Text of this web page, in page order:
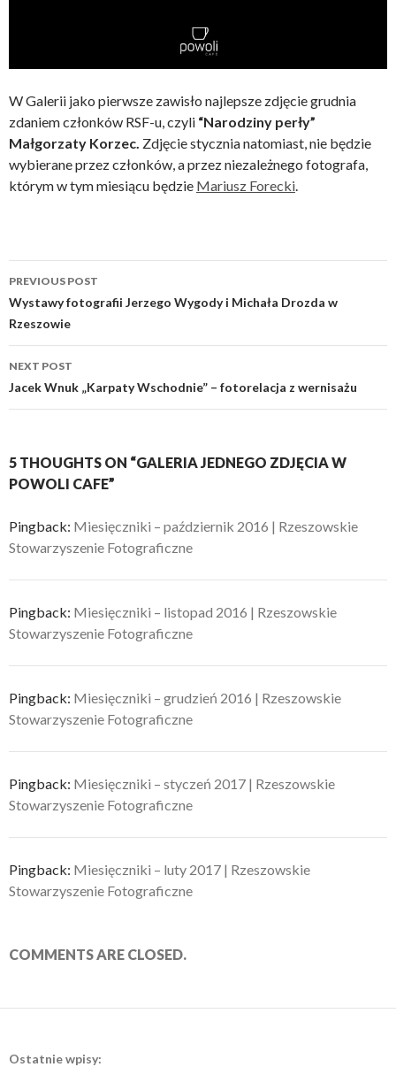
W Galerii jako pierwsze zawisło najlepsze zdjęcie grudnia
zdaniem członków RSF-u, czyli “Narodziny perły”
Małgorzaty Korzec. Zdjęcie stycznia natomiast, nie będzie
wybierane przez członków, a przez niezależnego fotografa,
którym w tym miesiącu będzie Mariusz Forecki
Post
navigation
PREVIOUS POST
Wystawy fotografii Jerzego Wygody i Michała Drozda w
Rzeszowie
NEXT POST
Jacek Wnuk „Karpaty Wschodnie” – fotorelacja z wernisażu
5 THOUGHTS ON “GALERIA JEDNEGO ZDJĘCIA W
POWOLI CAFE”
Pingback: Miesięczniki – październik 2016 | Rzeszowskie
Stowarzyszenie Fotograficzne
Pingback: Miesięczniki – listopad 2016 | Rzeszowskie
Stowarzyszenie Fotograficzne
Pingback: Miesięczniki – grudzień 2016 | Rzeszowskie
Stowarzyszenie Fotograficzne
Pingback: Miesięczniki – styczeń 2017 | Rzeszowskie
Stowarzyszenie Fotograficzne
Pingback: Miesięczniki – luty 2017 | Rzeszowskie
Stowarzyszenie Fotograficzne
COMMENTS ARE CLOSED.
Ostatnie wpisy: